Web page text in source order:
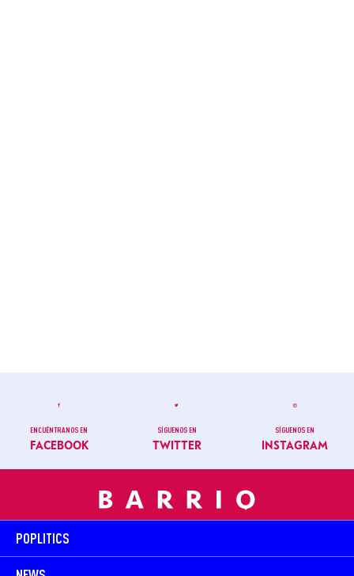
ENCUÉNTRANOS EN
FACEBOOK
SÍGUENOS EN
TWITTER
SÍGUENOS EN
INSTAGRAM
POPLITICS